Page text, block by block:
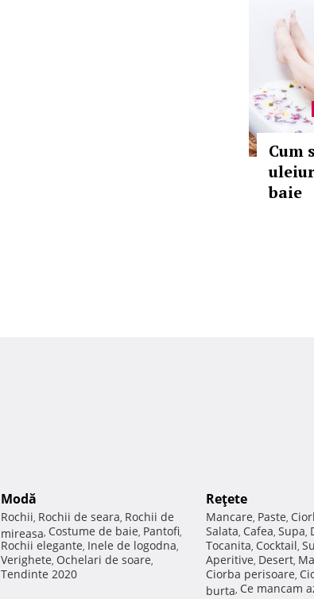
Cum
baie
Modă
Rochii, Rochii de seara, Rochii de
mireasa, Costume de baie, Pantofi,
Rochii elegante, Inele de logodna,
Verighete, Ochelari de soare,
Tendinte 2020
Reţete
Mancare, Paste,
Salata, Cafea, Supa,
Tocanita, Cocktail,
Aperitive, Desert,
Ciorba perisoare,
burta, Ce mancam